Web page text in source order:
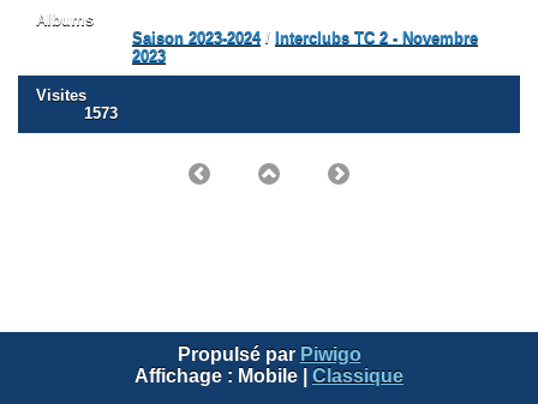
Albums
Saison 2023-2024/ Interclubs TC 2 - Novembre
2023
Visites
1573
Propulsé par Piwigo
Affichage : Mobile Classique